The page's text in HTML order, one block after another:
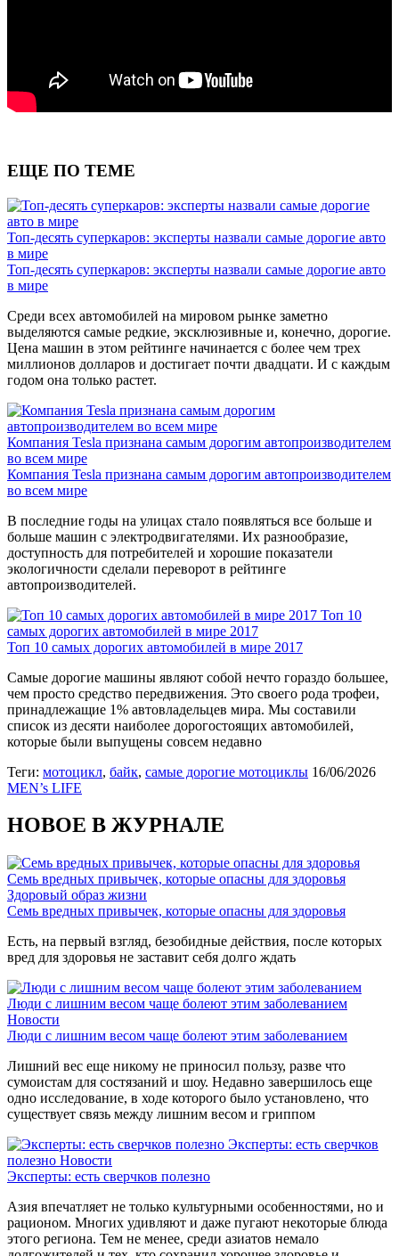
ЕЩЕ ПО ТЕМЕ
Топ-десять суперкаров: эксперты назвали самые дорогие авто
в мире
Топ-десять суперкаров: эксперты назвали самые дорогие авто
в мире
Среди всех автомобилей на мировом рынке заметно
выделяются самые редкие, эксклюзивные и, конечно, дорогие.
Цена машин в этом рейтинге начинается с более чем трех
миллионов долларов и достигает почти двадцати. И с каждым
годом она только растет.
Компания Tesla признана самым дорогим автопроизводителем
во всем мире
Компания Tesla признана самым дорогим автопроизводителем
во всем мире
В последние годы на улицах стало появляться все больше и
больше машин с электродвигателями. Их разнообразие,
доступность для потребителей и хорошие показатели
экологичности сделали переворот в рейтинге
автопроизводителей.
Топ 10
самых дорогих автомобилей в мире 2017
Топ 10 самых дорогих автомобилей в мире 2017
Самые дорогие машины являют собой нечто гораздо большее,
чем просто средство передвижения. Это своего рода трофеи,
принадлежащие 1% автовладельцев мира. Мы составили
список из десяти наиболее дорогостоящих автомобилей,
которые были выпущены совсем недавно
Теги: мотоцикл, байк, самые дорогие мотоциклы 16/06/2026
MEN’s LIFE
НОВОЕ В ЖУРНАЛЕ
Семь вредных привычек, которые опасны для здоровья
Здоровый образ жизни
Семь вредных привычек, которые опасны для здоровья
Есть, на первый взгляд, безобидные действия, после которых
вред для здоровья не заставит себя долго ждать
Люди с лишним весом чаще болеют этим заболеванием
Новости
Люди с лишним весом чаще болеют этим заболеванием
Лишний вес еще никому не приносил пользу, разве что
сумоистам для состязаний и шоу. Недавно завершилось еще
одно исследование, в ходе которого было установлено, что
существует связь между лишним весом и гриппом
Эксперты: есть сверчков
полезно Новости
Эксперты: есть сверчков полезно
Азия впечатляет не только культурными особенностями, но и
рационом. Многих удивляют и даже пугают некоторые блюда
этого региона. Тем не менее, среди азиатов немало